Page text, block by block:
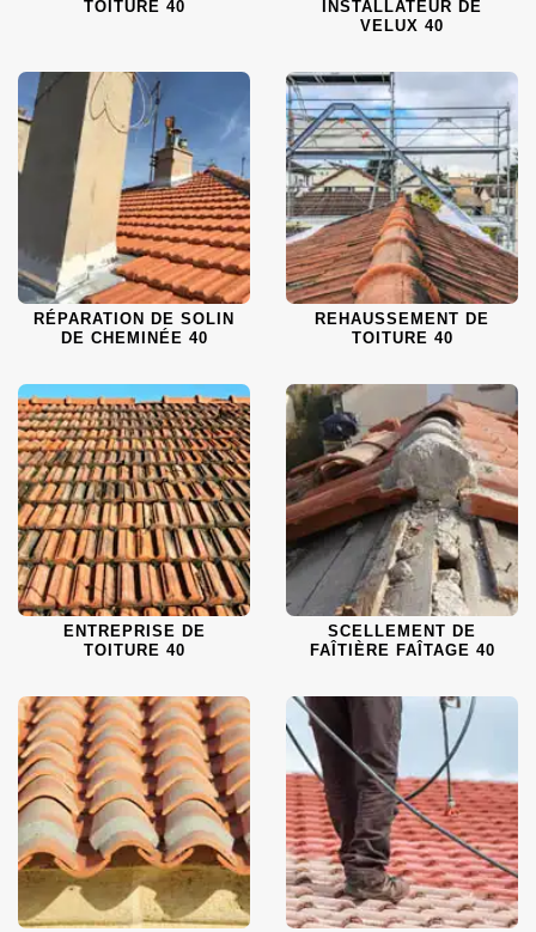
TOITURE 40
INSTALLATEUR DE
VELUX 40
RÉPARATION DE SOLIN
DE CHEMINÉE 40
REHAUSSEMENT DE
TOITURE 40
ENTREPRISE DE
TOITURE 40
SCELLEMENT DE
FAÎTIÈRE FAÎTAGE 40